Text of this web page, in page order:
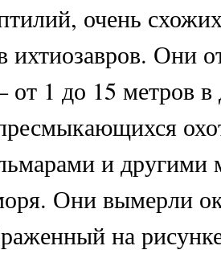
очень
ихтиозавров. Они
от 1 до 15 метров
и другими
Они вымерли
на